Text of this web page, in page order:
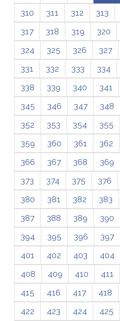
310
311 312 313
317
318 319 320
324
325 326 327
331
332 333 334
338
339 340 341
345
346 347 348
352
353 354 355
359
360 361 362
366
367 368 369
373
374 375 376
380
381 382 383
387
388 389 390
394
395 396 397
401
402 403 404
408
409 410 411
415
416 417 418
422
423 424 425